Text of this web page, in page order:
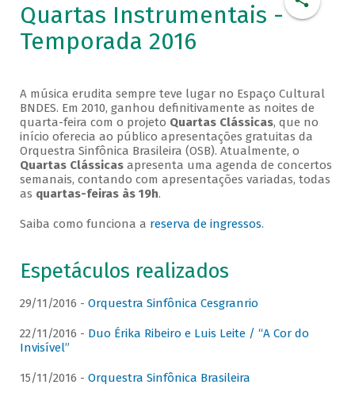
Quartas Instrumentais -
Temporada 2016
A música erudita sempre teve lugar no Espaço Cultural
BNDES. Em 2010, ganhou definitivamente as noites de
quarta-feira com o projeto Quartas Clássicas, que no
início oferecia ao público apresentações gratuitas da
Orquestra Sinfônica Brasileira (OSB). Atualmente, o
Quartas Clássicasapresenta uma agenda de concertos
semanais, contando com apresentações variadas, todas
as quartas-feiras às 19h.
Saiba como funciona a reserva de ingressos.
Espetáculos realizados
29/11/2016 - Orquestra Sinfônica Cesgranrio
22/11/2016 - Duo Érika Ribeiro e Luis Leite / “A Cor do
Invisível”
15/11/2016 - Orquestra Sinfônica Brasileira